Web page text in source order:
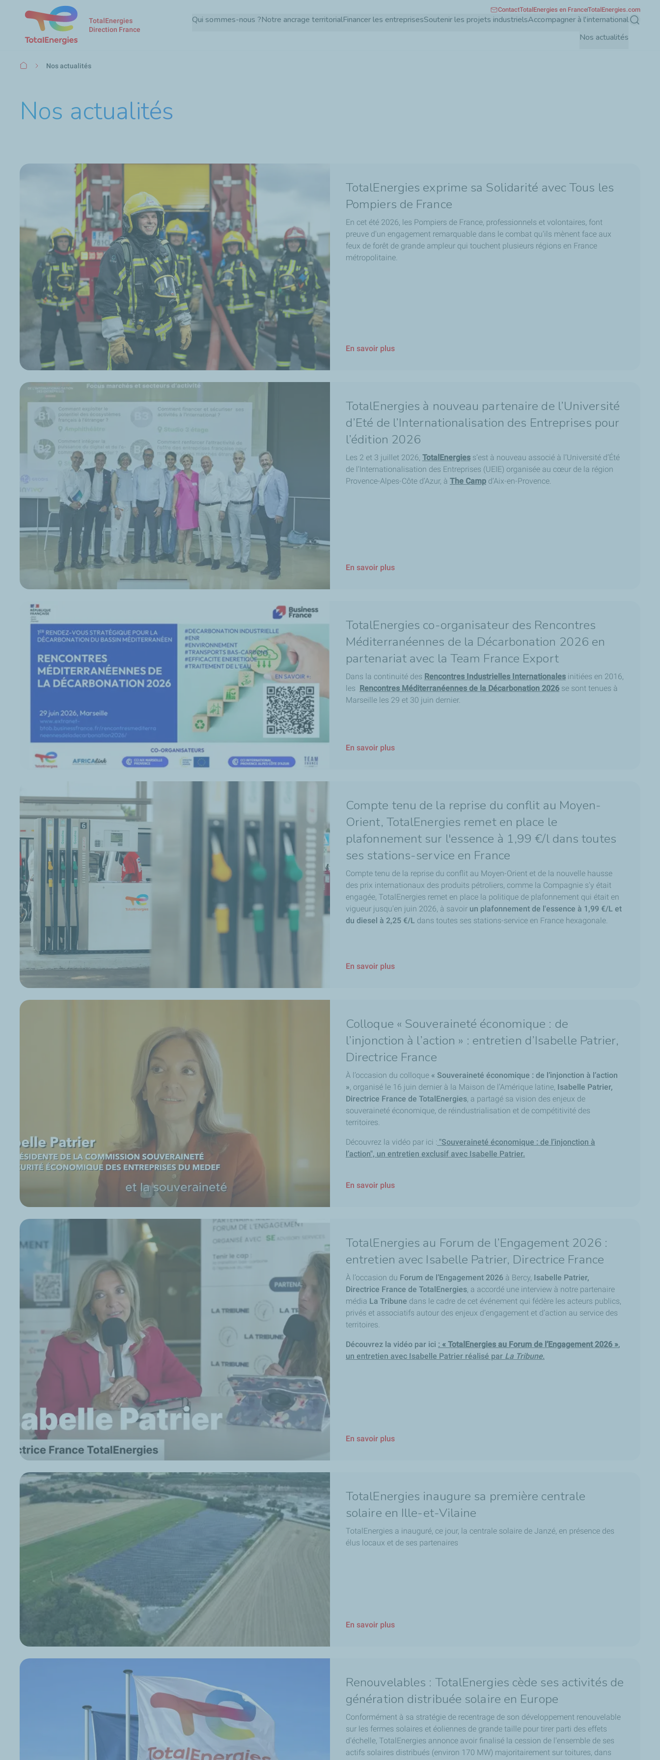
Aller
TotalEnergies
Direction France
Qui sommes-nous ?Notre ancrage territorialFinancer les entreprisesSoutenir les projets industrielsAccompagner à l'international
Nos actualités
ContactTotalEnergies en FranceTotalEnergies.com
Fil
Nos actualités
Nos actualités
TotalEnergies exprime sa Solidarité avec Tous les
Pompiers de France
En cet été 2026, les Pompiers de France, professionnels et volontaires, font
preuve d'un engagement remarquable dans le combat qu'ils mènent face aux
feux de forêt de grande ampleur qui touchent plusieurs régions en France
métropolitaine.
En savoir plus
TotalEnergies à nouveau partenaire de l’Université
d’Eté de l’Internationalisation des Entreprises pour
l’édition 2026
Les 2 et 3 juillet 2026, TotalEnergiess’est à nouveau associé à l’Université d’Été
de l’Internationalisation des Entreprises (UEIE) organisée au cœur de la région
Provence-Alpes-Côte d’Azur, à The Campd’Aix-en-Provence.
En savoir plus
TotalEnergies co-organisateur des Rencontres
Méditerranéennes de la Décarbonation 2026 en
partenariat avec la Team France Export
Dans la continuité des Rencontres Industrielles Internationalesinitiées en 2016,
les
Rencontres Méditerranéennes de la Décarbonation 2026 se sont tenues à
Marseille les 29 et 30 juin dernier.
En savoir plus
Compte tenu de la reprise du conflit au Moyen-
Orient, TotalEnergies remet en place le
plafonnement sur l'essence à 1,99 €/l dans toutes
ses stations-service en France
Compte tenu de la reprise du conflit au Moyen-Orient et de la nouvelle hausse
des prix internationaux des produits pétroliers, comme la Compagnie s'y était
engagée, TotalEnergies remet en place la politique de plafonnement qui était en
vigueur jusqu'en juin 2026, à savoir un plafonnement de l'essence à 1,99 €/L et
du diesel à 2,25 €/L dans toutes ses stations-service en France hexagonale.
En savoir plus
Colloque « Souveraineté économique : de
l’injonction à l’action » : entretien d’Isabelle Patrier,
Directrice France
À l’occasion du colloque « Souveraineté économique : de l’injonction à l’action
», organisé le 16 juin dernier à la Maison de l’Amérique latine, Isabelle Patrier,
Directrice France de TotalEnergies, a partagé sa vision des enjeux de
souveraineté économique, de réindustrialisation et de compétitivité des
territoires.
Découvrez la vidéo par ici : "Souveraineté économique : de l’injonction à
l’action", un entretien exclusif avec Isabelle Patrier.
En savoir plus
TotalEnergies au Forum de l’Engagement 2026 :
entretien avec Isabelle Patrier, Directrice France
À l’occasion du Forum de l’Engagement 2026à Bercy, Isabelle Patrier,
Directrice France de TotalEnergies, a accordé une interview à notre partenaire
média La Tribune dans le cadre de cet événement qui fédère les acteurs publics,
privés et associatifs autour des enjeux d’engagement et d’action au service des
territoires.
Découvrez la vidéo par ici : « TotalEnergies au Forum de l’Engagement 2026 »,
un entretien avec Isabelle Patrier réalisé par La Tribune.
En savoir plus
TotalEnergies inaugure sa première centrale
solaire en Ille-et-Vilaine
TotalEnergies a inauguré, ce jour, la centrale solaire de Janzé, en présence des
élus locaux et de ses partenaires
En savoir plus
Renouvelables : TotalEnergies cède ses activités de
génération distribuée solaire en Europe
Conformément à sa stratégie de recentrage de son développement renouvelable
sur les fermes solaires et éoliennes de grande taille pour tirer parti des effets
d'échelle, TotalEnergies annonce avoir finalisé la cession de l'ensemble de ses
actifs solaires distribués (environ 170 MW) majoritairement sur toitures, dans